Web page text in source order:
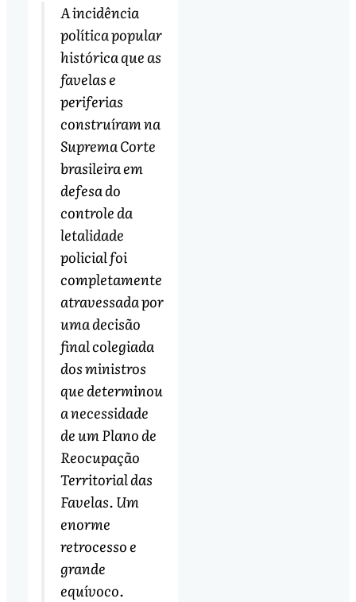
A incidência
política popular
histórica que as
favelas e
periferias
construíram na
Suprema Corte
brasileira em
defesa do
controle da
letalidade
policial foi
completamente
atravessada por
uma decisão
final colegiada
dos ministros
que determinou
a necessidade
de um Plano de
Reocupação
Territorial das
Favelas. Um
enorme
retrocesso e
grande
equívoco.